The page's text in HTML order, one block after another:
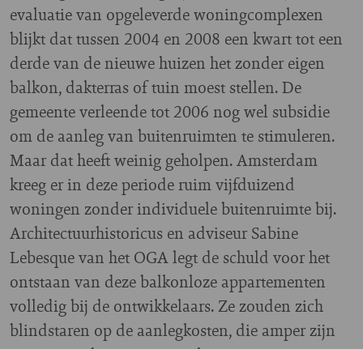
evaluatie van opgeleverde woningcomplexen
blijkt dat tussen 2004 en 2008 een kwart tot een
derde van de nieuwe huizen het zonder eigen
balkon, dakterras of tuin moest stellen. De
gemeente verleende tot 2006 nog wel subsidie
om de aanleg van buitenruimten te stimuleren.
Maar dat heeft weinig geholpen. Amsterdam
kreeg er in deze periode ruim vijfduizend
woningen zonder individuele buitenruimte bij.
Architectuurhistoricus en adviseur Sabine
Lebesque van het OGA legt de schuld voor het
ontstaan van deze balkonloze appartementen
volledig bij de ontwikkelaars. Ze zouden zich
blindstaren op de aanlegkosten, die amper zijn